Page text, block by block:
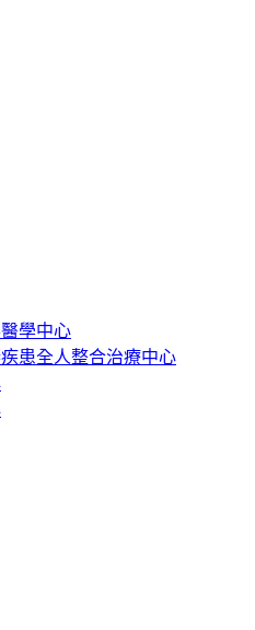
學中心
患全人整合治療中心